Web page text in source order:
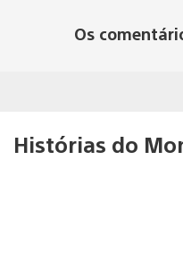
Os
Histórias do